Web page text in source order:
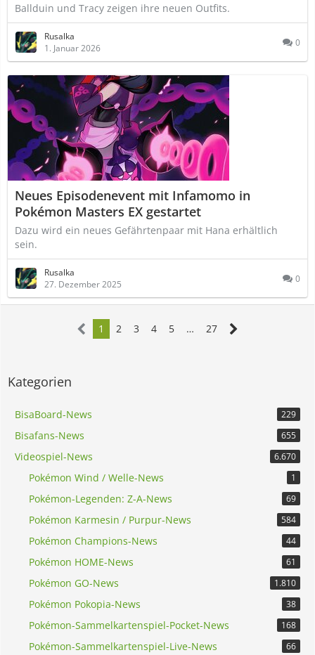
Ballduin und Tracy zeigen ihre neuen Outfits.
Rusalka
1. Januar 2026
0
Neues Episodenevent mit Infamomo in
Pokémon Masters EX gestartet
Dazu wird ein neues Gefährtenpaar mit Hana erhältlich
sein.
Rusalka
27. Dezember 2025
0
1 2 3 4 5 … 27
Kategorien
BisaBoard-News 229
Bisafans-News 655
Videospiel-News 6.670
Pokémon Wind / Welle-News 1
Pokémon-Legenden: Z-A-News 69
Pokémon Karmesin / Purpur-News 584
Pokémon Champions-News 44
Pokémon HOME-News 61
Pokémon GO-News 1.810
Pokémon Pokopia-News 38
Pokémon-Sammelkartenspiel-Pocket-News 168
Pokémon-Sammelkartenspiel-Live-News 66